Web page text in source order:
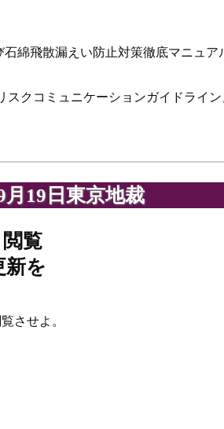
綿飛散漏えい防止対策徹底マニュア
クコミュニケーションガイドライン
19日東京地裁
覧
新を
させよ。